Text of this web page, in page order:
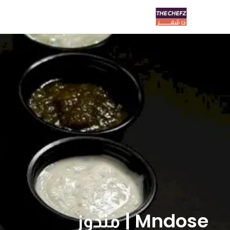
Mndose | مندوز